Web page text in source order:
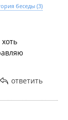
беседы (3)
ответить